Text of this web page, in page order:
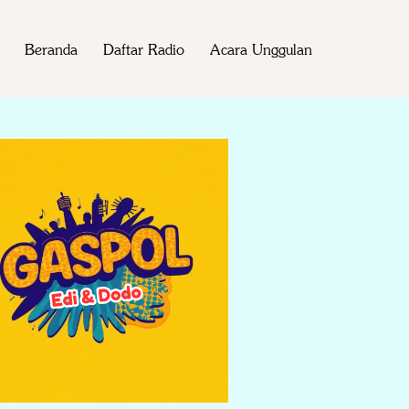
Beranda Daftar Radio Acara Unggulan